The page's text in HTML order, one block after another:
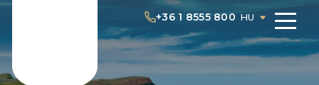
+36 1 8555 800 HU